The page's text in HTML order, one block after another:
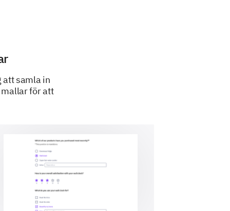
with our customer
att samla in
för att